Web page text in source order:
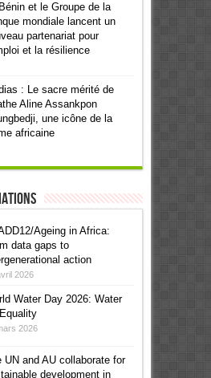
et le Groupe de la
mondiale lancent un
partenariat pour
et la résilience
: Le sacre mérité de
Aline Assankpon
une icône de la
africaine
Ageing in Africa:
data gaps to
action
2026
Water Day 2026: Water
2026
UN and AU collaborate for
development in